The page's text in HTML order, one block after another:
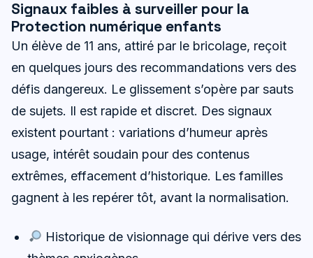
Signaux faibles à surveiller pour la
Protection numérique enfants
Un élève de 11 ans, attiré par le bricolage, reçoit
en quelques jours des recommandations vers des
défis dangereux. Le glissement s’opère par sauts
de sujets. Il est rapide et discret. Des signaux
existent pourtant : variations d’humeur après
usage, intérêt soudain pour des contenus
extrêmes, effacement d’historique. Les familles
gagnent à les repérer tôt, avant la normalisation.
Historique de visionnage qui dérive vers des